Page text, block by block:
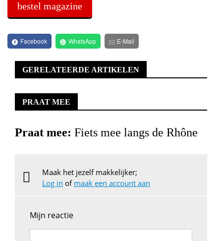
bestel magazine
Facebook WhatsApp E-Mail
GERELATEERDE ARTIKELEN
PRAAT MEE
Praat mee: Fiets mee langs de Rhône
Maak het jezelf makkelijker;
Log in of maak een account aan
Mijn reactie